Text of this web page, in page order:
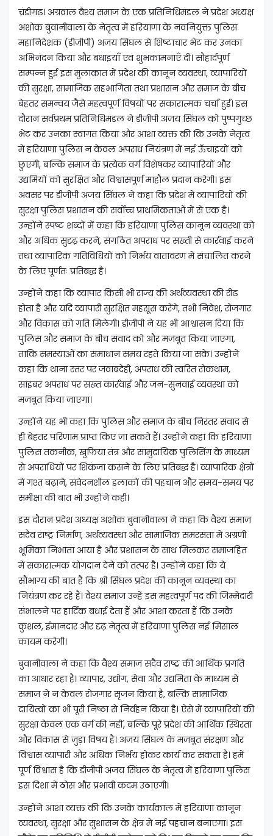
चंडीगढ़। अग्रवाल वैश्य समाज के एक प्रतिनिधिमंडल ने प्रदेश अध्यक्ष
अशोक बुवानीवाला के नेतृत्व में हरियाणा के नवनियुक्त पुलिस
महानिदेशक (डीजीपी) अजय सिंघल से शिष्टाचार भेंट कर उनका
अभिनंदन किया और बधाइयाँ एवं शुभकामनाएँ दीं। सौहार्दपूर्ण
सम्पन्न हुई इस मुलाकात में प्रदेश की कानून व्यवस्था, व्यापारियों
की सुरक्षा, सामाजिक सहभागिता तथा प्रशासन और समाज के बीच
बेहतर समन्वय जैसे महत्वपूर्ण विषयों पर सकारात्मक चर्चा हुई। इस
दौरान सर्वप्रथम प्रतिनिधिमंडल ने डीजीपी अजय सिंघल को पुष्पगुच्छ
भेंट कर उनका स्वागत किया और आशा व्यक्त की कि उनके नेतृत्व
में हरियाणा पुलिस न केवल अपराध नियंत्रण में नई ऊँचाइयों को
छुएगी, बल्कि समाज के प्रत्येक वर्ग विशेषकर व्यापारियों और
उद्यमियों को सुरक्षित और विश्वासपूर्ण माहौल प्रदान करेगी। इस
अवसर पर डीजीपी अजय सिंघल ने कहा कि प्रदेश में व्यापारियों की
सुरक्षा पुलिस प्रशासन की सर्वोच्च प्राथमिकताओं में से एक है।
उन्होंने स्पष्ट शब्दों में कहा कि हरियाणा पुलिस कानून व्यवस्था को
और अधिक सुदृढ़ करने, संगठित अपराध पर सख्ती से कार्रवाई करने
तथा व्यापारिक गतिविधियों को निर्भय वातावरण में संचालित करने
के लिए पूर्णतः प्रतिबद्ध है।
उन्होंने कहा कि व्यापार किसी भी राज्य की अर्थव्यवस्था की रीढ़
होता है और यदि व्यापारी सुरक्षित महसूस करेंगे, तभी निवेश, रोजगार
और विकास को गति मिलेगी। डीजीपी ने यह भी आश्वासन दिया कि
पुलिस और समाज के बीच संवाद को और मजबूत किया जाएगा,
ताकि समस्याओं का समाधान समय रहते किया जा सके। उन्होंने
कहा कि थाना स्तर पर जवाबदेही, अपराध की त्वरित रोकथाम,
साइबर अपराध पर सख्त कार्रवाई और जन-सुनवाई व्यवस्था को
मजबूत किया जाएगा।
उन्होंने यह भी कहा कि पुलिस और समाज के बीच निरंतर संवाद से
ही बेहतर परिणाम प्राप्त किए जा सकते हैं। उन्होंने कहा कि हरियाणा
पुलिस तकनीक, खुफिया तंत्र और सामुदायिक पुलिसिंग के माध्यम
से अपराधियों पर शिकंजा कसने के लिए प्रतिबद्ध है। व्यापारिक क्षेत्रों
में गश्त बढ़ाने, संवेदनशील इलाकों की पहचान और समय-समय पर
समीक्षा की बात भी उन्होंने कही।
इस दौरान प्रदेश अध्यक्ष अशोक बुवानीवाला ने कहा कि वैश्य समाज
सदैव राष्ट्र निर्माण, अर्थव्यवस्था और सामाजिक समरसता में अग्रणी
भूमिका निभाता आया है और प्रशासन के साथ मिलकर समाजहित
में सकारात्मक योगदान देने को तत्पर है। उन्होंने कहा कि ये
सौभाग्य की बात है कि श्री सिंघल प्रदेश की कानून व्यवस्था का
नियंत्रण कर रहे हैं। वैश्य समाज उन्हें इस महत्वपूर्ण पद की जिम्मेदारी
संभालने पर हार्दिक बधाई देता हैं और आशा करता हैं कि उनके
कुशल, ईमानदार और दृढ़ नेतृत्व में हरियाणा पुलिस नई मिसाल
कायम करेगी।
बुवानीवाला ने कहा कि वैश्य समाज सदैव राष्ट्र की आर्थिक प्रगति
का आधार रहा है। व्यापार, उद्योग, सेवा और उद्यमिता के माध्यम से
समाज ने न केवल रोजगार सृजन किया है, बल्कि सामाजिक
दायित्वों का भी पूरी निष्ठा से निर्वहन किया है। ऐसे में व्यापारियों की
सुरक्षा केवल एक वर्ग की नहीं, बल्कि पूरे प्रदेश की आर्थिक स्थिरता
और विकास से जुड़ा विषय है। अजय सिंघल के मजबूत संरक्षण और
विश्वास व्यापारी और अधिक निर्भय होकर कार्य कर सकता है। हमें
पूर्ण विश्वास है कि डीजीपी अजय सिंघल के नेतृत्व में हरियाणा पुलिस
इस दिशा में ठोस और प्रभावी कदम उठाएगी।
उन्होंने आशा व्यक्त की कि उनके कार्यकाल में हरियाणा कानून
व्यवस्था, सुरक्षा और सुशासन के क्षेत्र में नई पहचान बनाएगा। इस